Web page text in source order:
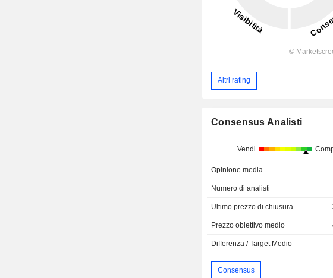
Altri rating
Consensus Analisti
Vendi
Opinione media
Numero di analisti
Ultimo prezzo di chiusura
Prezzo obiettivo medio
Differenza / Target Medio
Consensus